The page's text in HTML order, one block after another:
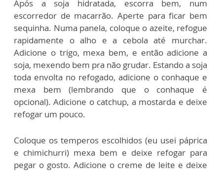
Após a soja hidratada, escorra bem, num
escorredor de macarrão. Aperte para ficar bem
sequinha. Numa panela, coloque o azeite, refogue
rapidamente o alho e a cebola até murchar.
Adicione o trigo, mexa bem, e então adicione a
soja, mexendo bem pra não grudar. Estando a soja
toda envolta no refogado, adicione o conhaque e
mexa bem (lembrando que o conhaque é
opcional). Adicione o catchup, a mostarda e deixe
refogar um pouco.
Coloque os temperos escolhidos (eu usei páprica
e chimichurri) mexa bem e deixe refogar para
pegar o gosto. Adicione o creme de leite e deixe